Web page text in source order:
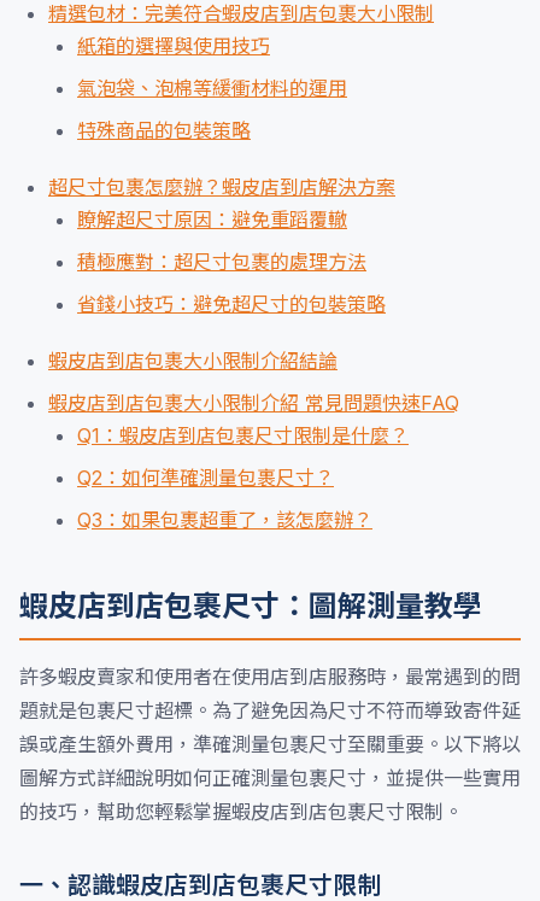
精選包材：完美符合蝦皮店到店包裹大小限制
紙箱的選擇與使用技巧
氣泡袋、泡棉等緩衝材料的運用
特殊商品的包裝策略
超尺寸包裹怎麼辦？蝦皮店到店解決方案
瞭解超尺寸原因：避免重蹈覆轍
積極應對：超尺寸包裹的處理方法
省錢小技巧：避免超尺寸的包裝策略
蝦皮店到店包裹大小限制介紹結論
蝦皮店到店包裹大小限制介紹 常見問題快速FAQ
Q1：蝦皮店到店包裹尺寸限制是什麼？
Q2：如何準確測量包裹尺寸？
Q3：如果包裹超重了，該怎麼辦？
蝦皮店到店包裹尺寸：圖解測量教學
許多蝦皮賣家和使用者在使用店到店服務時，最常遇到的問
題就是包裹尺寸超標。為了避免因為尺寸不符而導致寄件延
誤或產生額外費用，準確測量包裹尺寸至關重要。以下將以
圖解方式詳細說明如何正確測量包裹尺寸，並提供一些實用
的技巧，幫助您輕鬆掌握蝦皮店到店包裹尺寸限制。
一、認識蝦皮店到店包裹尺寸限制